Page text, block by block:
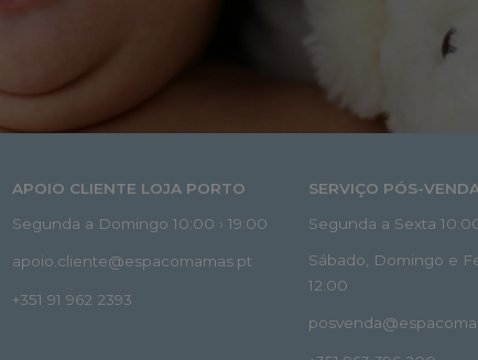
APOIO CLIENTE LOJA PORTO
Segunda a Domingo 10:00 › 19:00
apoio.cliente@espacomamas.pt
+351 91 962 2393
SERVIÇO PÓS-
Segunda a Sexta
Sábado, Domingo e
12:00